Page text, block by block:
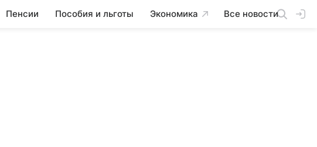
Пенсии Пособия и льготы Экономика Все новости